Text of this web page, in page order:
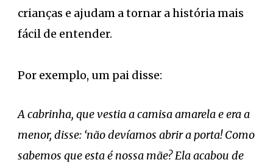
crianças e ajudam a tornar a história mais
fácil de entender.
Por exemplo, um pai disse:
A cabrinha, que vestia a camisa amarela e era a
menor, disse: ‘não devíamos abrir a porta! Como
sabemos que esta é nossa mãe? Ela acabou de